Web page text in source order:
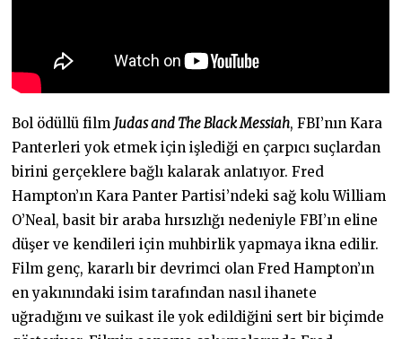
Bol ödüllü film Judas and The Black Messiah, FBI’nın Kara
Panterleri yok etmek için işlediği en çarpıcı suçlardan
birini gerçeklere bağlı kalarak anlatıyor. Fred
Hampton’ın Kara Panter Partisi’ndeki sağ kolu William
O’Neal, basit bir araba hırsızlığı nedeniyle FBI’ın eline
düşer ve kendileri için muhbirlik yapmaya ikna edilir.
Film genç, kararlı bir devrimci olan Fred Hampton’ın
en yakınındaki isim tarafından nasıl ihanete
uğradığını ve suikast ile yok edildiğini sert bir biçimde